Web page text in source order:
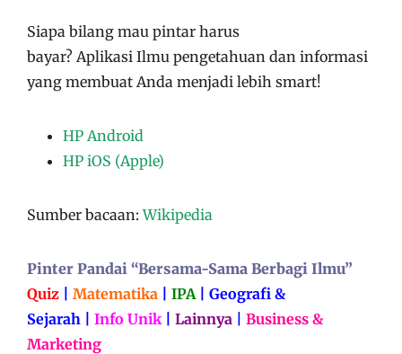
Siapa bilang mau pintar harus
bayar? Aplikasi Ilmu pengetahuan dan informasi
yang membuat Anda menjadi lebih smart!
HP Android
HP iOS (Apple)
Sumber bacaan:Wikipedia
Pinter Pandai “Bersama-Sama Berbagi Ilmu”
Quiz
Matematika IPA
Geografi &
Sejarah
Info Unik Lainnya
Business &
Marketing